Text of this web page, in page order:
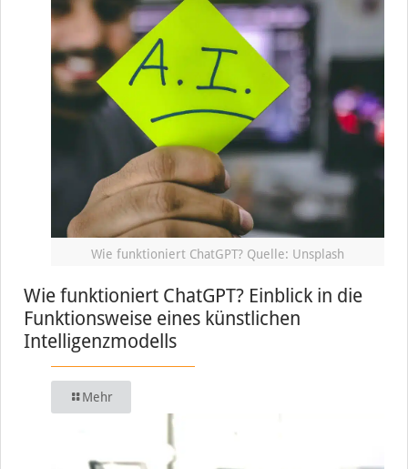
Wie funktioniert ChatGPT? Quelle: Unsplash
Wie funktioniert ChatGPT? Einblick in die
Funktionsweise eines künstlichen
Intelligenzmodells
Mehr